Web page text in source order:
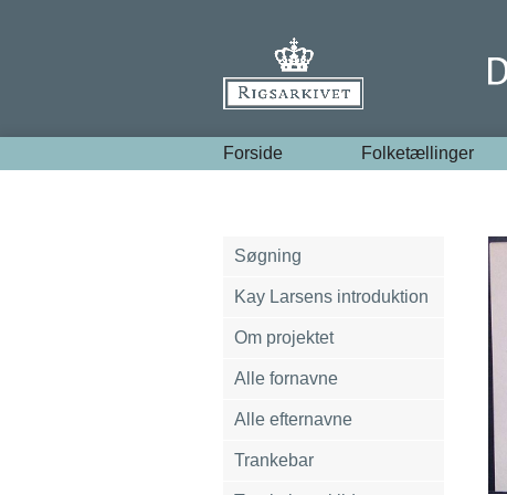
Forside Folketællinger
Søgning
Kay Larsens introduktion
Om projektet
Alle fornavne
Alle efternavne
Trankebar